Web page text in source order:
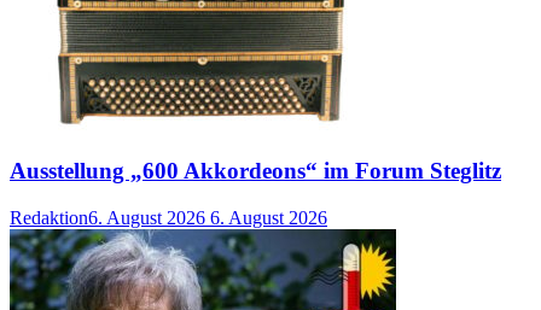
Ausstellung „600 Akkordeons“ im Forum Steglitz
Redaktion6. August 2026 6. August 2026